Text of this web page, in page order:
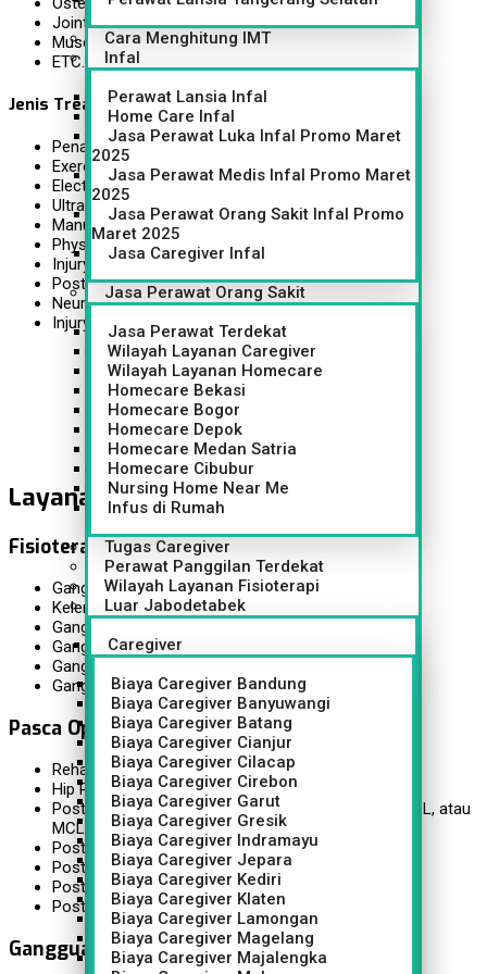
Cara Menghitung IMT
Infal
Perawat Lansia Infal
Home Care Infal
Jasa Perawat Luka Infal Promo Maret
2025
Jasa Perawat Medis Infal Promo Maret
2025
Jasa Perawat Orang Sakit Infal Promo
Maret 2025
Jasa Caregiver Infal
Jasa Perawat Orang Sakit
Jasa Perawat Terdekat
Wilayah Layanan Caregiver
Wilayah Layanan Homecare
Homecare Bekasi
Homecare Bogor
Homecare Depok
Homecare Medan Satria
Homecare Cibubur
Nursing Home Near Me
Infus di Rumah
Tugas Caregiver
Perawat Panggilan Terdekat
Wilayah Layanan Fisioterapi
Luar Jabodetabek
Caregiver
Biaya Caregiver Bandung
Biaya Caregiver Banyuwangi
Biaya Caregiver Batang
Biaya Caregiver Cianjur
Biaya Caregiver Cilacap
Biaya Caregiver Cirebon
Biaya Caregiver Garut
Biaya Caregiver Gresik
Biaya Caregiver Indramayu
Biaya Caregiver Jepara
Biaya Caregiver Kediri
Biaya Caregiver Klaten
Biaya Caregiver Lamongan
Biaya Caregiver Magelang
Biaya Caregiver Majalengka
Joint/Ligament Sprain
Muscle Pain / Sakit pada otot
ETC.
Jenis Treatment :
Penanganan Nyeri Akut (Acute Management)
Exercise Therapy
Electrical Stimulation
Ultrasound Therapy
Manual Therapy
Physical Rehabilitation
Injury Massage
Posture Training
Neurodevelopment Rehabilitation
Injury Prevention Program
Promo Layanan Fisioterapi Terbatas
Fisioterapi Panggilan ke Rumah Anda
Free Konsultasi
Layanan Fisioterapi Tajur:
Fisioterapi Stroke
Gangguan postur tubuh
Kelemahan otot pada bagian tubuh tertentu
Gangguan pernapasan
Gangguan bicara
Gangguan kemampuan fungsional
Gangguan keseimbangan
Pasca Operasi
Rehabilitas orthopedic
Hip Replacement
Post operasi arthroscopic rekontruksi (ACI, PCL, LCL, atau
MCL)
Post operasi meniskus
Post operasi pada tulang belakang
Post operasi ankle
Post operasi fraktur tulang / patah tulang
Gangguan Otot dan Tulang